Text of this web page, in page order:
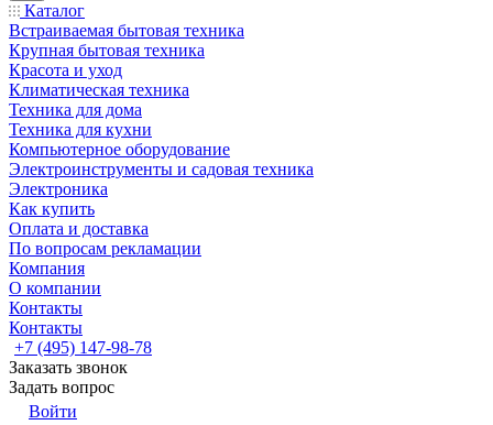
Каталог
Встраиваемая бытовая техника
Крупная бытовая техника
Красота и уход
Климатическая техника
Техника для дома
Техника для кухни
Компьютерное оборудование
Электроинструменты и садовая техника
Электроника
Как купить
Оплата и доставка
По вопросам рекламации
Компания
О компании
Контакты
Контакты
+7 (495) 147-98-78
Заказать звонок
Задать вопрос
Войти